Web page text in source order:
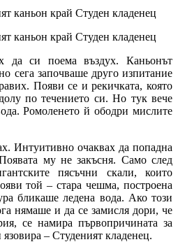
да си поема въздух. Каньонът
сега започваше друго изпитание
Появи се и рекичката, която
по течението си. Но тук вече
Ромоленето й ободри мислите
Интуитивно очаквах да попадна
му не закъсня. Само след
пясъчни скали, които
той – стара чешма, построена
бликаше ледена вода. Ако този
нямаше и да се замисля дори, че
се намира първопричината за
– Студеният кладенец.